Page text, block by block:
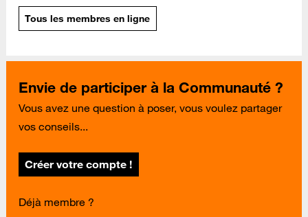
Tous les membres en ligne
Envie de participer à la Communauté ?
Vous avez une question à poser, vous voulez partager
vos conseils...
Créer votre compte !
Déjà membre ?